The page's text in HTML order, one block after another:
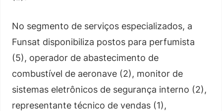
No segmento de serviços especializados, a
Funsat disponibiliza postos para perfumista
(5), operador de abastecimento de
combustível de aeronave (2), monitor de
sistemas eletrônicos de segurança interno (2),
representante técnico de vendas (1),